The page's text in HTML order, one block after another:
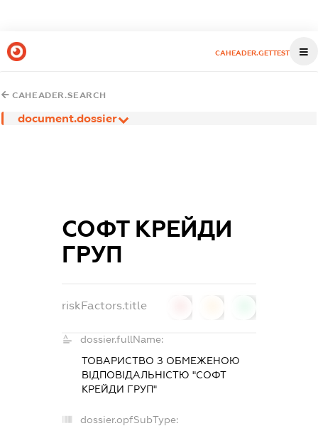
CAHEADER.GETTEST
CAHEADER.SEARCH
document.dossier
СОФТ КРЕЙДИ
ГРУП
riskFactors.title
dossier.fullName:
ТОВАРИСТВО З ОБМЕЖЕНОЮ
ВІДПОВІДАЛЬНІСТЮ "СОФТ
КРЕЙДИ ГРУП"
dossier.opfSubType: